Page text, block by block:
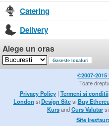
Catering
Delivery
Alege un oras
©2007-
Toate
Privacy Policy| Termeni si conditii
London siDesign Sitesi Buy
KursandCurs Valutarsi
Site